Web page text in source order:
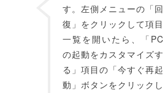
す。左側メニューの「回
復」をクリックして項目
一覧を開いたら、「PC
の起動をカスタマイズす
る」項目の「今すぐ再起
動」ボタンをクリックし